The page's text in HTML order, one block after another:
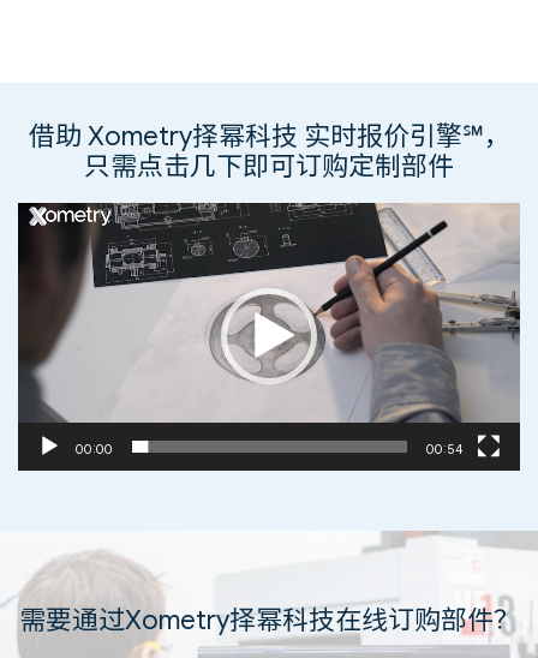
借助 Xometry择幂科技 实时报价引擎℠，
只需点击几下即可订购定制部件
视
播
00:00 00:54
需要通过Xometry择幂科技在线订购部件？